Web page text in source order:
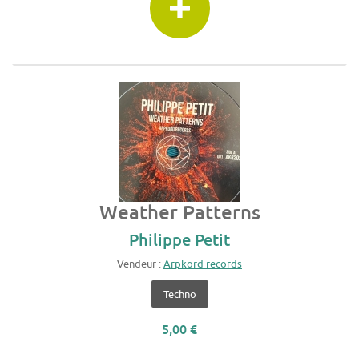
Weather Patterns
Philippe Petit
Vendeur :Arpkord records
Techno
5,00 €